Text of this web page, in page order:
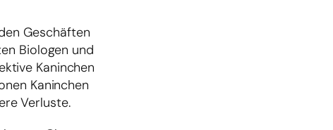
Geschäften
Biologen und
Kaninchen
Kaninchen
Verluste.